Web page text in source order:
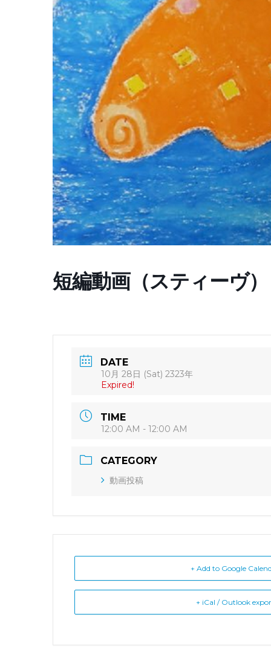
短編動画（スティーヴ）
DATE
10月 28日 (Sat) 2323年
Expired!
TIME
12:00 AM - 12:00 AM
CATEGORY
動画投稿
+ Add to Google
+ iCal / Outlook